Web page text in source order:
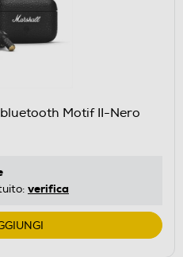
Motif II-Nero
verifica